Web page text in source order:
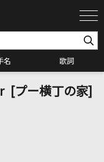
名 歌詞
プー横丁の家]